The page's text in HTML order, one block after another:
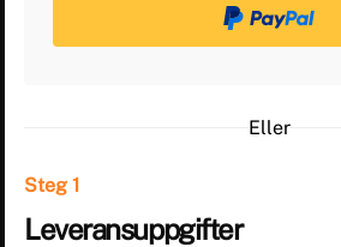
Eller
Steg 1
Leveransuppgifter